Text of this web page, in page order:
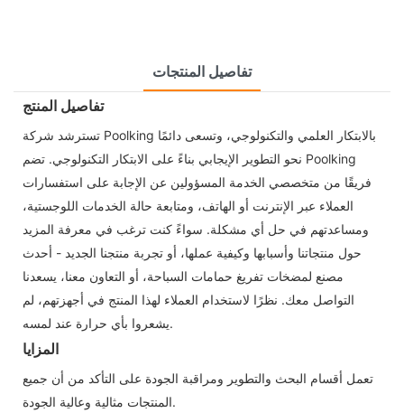
تفاصيل المنتجات
تفاصيل المنتج
تسترشد شركة Poolking بالابتكار العلمي والتكنولوجي، وتسعى دائمًا
نحو التطوير الإيجابي بناءً على الابتكار التكنولوجي. تضم Poolking
فريقًا من متخصصي الخدمة المسؤولين عن الإجابة على استفسارات
العملاء عبر الإنترنت أو الهاتف، ومتابعة حالة الخدمات اللوجستية،
ومساعدتهم في حل أي مشكلة. سواءً كنت ترغب في معرفة المزيد
حول منتجاتنا وأسبابها وكيفية عملها، أو تجربة منتجنا الجديد - أحدث
مصنع لمضخات تفريغ حمامات السباحة، أو التعاون معنا، يسعدنا
التواصل معك. نظرًا لاستخدام العملاء لهذا المنتج في أجهزتهم، لم
يشعروا بأي حرارة عند لمسه.
المزايا
تعمل أقسام البحث والتطوير ومراقبة الجودة على التأكد من أن جميع
المنتجات مثالية وعالية الجودة.